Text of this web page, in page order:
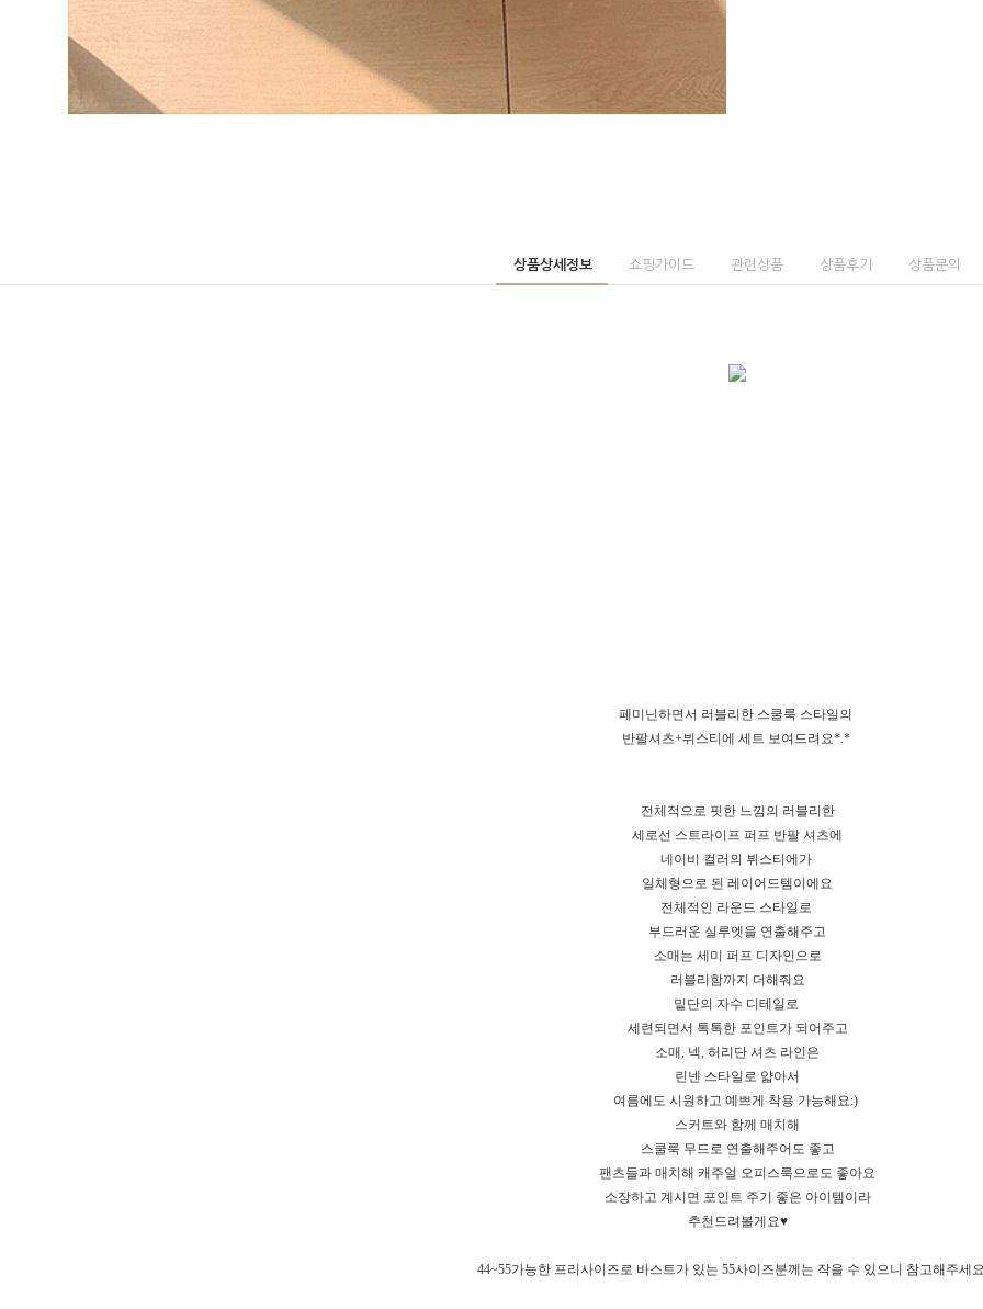
상품상세정보 쇼핑가이드 관련상품 상품후기 상품문의
페미닌하면서 러블리한 스쿨룩 스타일의
반팔셔츠+뷔스티에 세트 보여드려요*.*
전체적으로 핏한 느낌의 러블리한
세로선 스트라이프 퍼프 반팔 셔츠에
네이비 컬러의 뷔스티에가
일체형으로 된 레이어드템이에요
전체적인 라운드 스타일로
부드러운 실루엣을 연출해주고
소매는 세미 퍼프 디자인으로
러블리함까지 더해줘요
밑단의 자수 디테일로
세련되면서 톡톡한 포인트가 되어주고
소매, 넥, 허리단 셔츠 라인은
린넨 스타일로 얇아서
여름에도 시원하고 예쁘게 착용 가능해요:)
스커트와 함께 매치해
스쿨룩 무드로 연출해주어도 좋고
팬츠들과 매치해 캐주얼 오피스룩으로도 좋아요
소장하고 계시면 포인트 주기 좋은 아이템이라
추천드려볼게요♥
44~55가능한 프리사이즈로 바스트가 있는 55사이즈분께는 작을 수 있으니 참고해주세